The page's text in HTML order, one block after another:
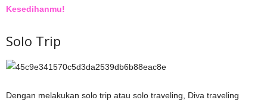
Kesedihanmu!
Solo Trip
Dengan melakukan solo trip atau solo traveling, Diva traveling